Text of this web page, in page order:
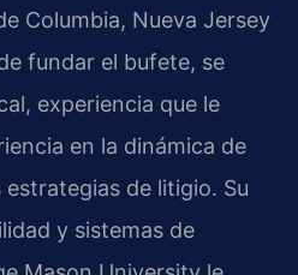
Columbia, Nueva Jersey
fundar el bufete, se
experiencia que le
en la dinámica de
de litigio. Su
y sistemas de